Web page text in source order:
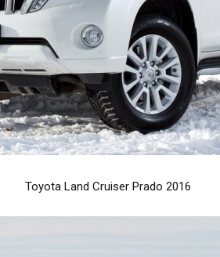
Toyota Land Cruiser Prado 2016